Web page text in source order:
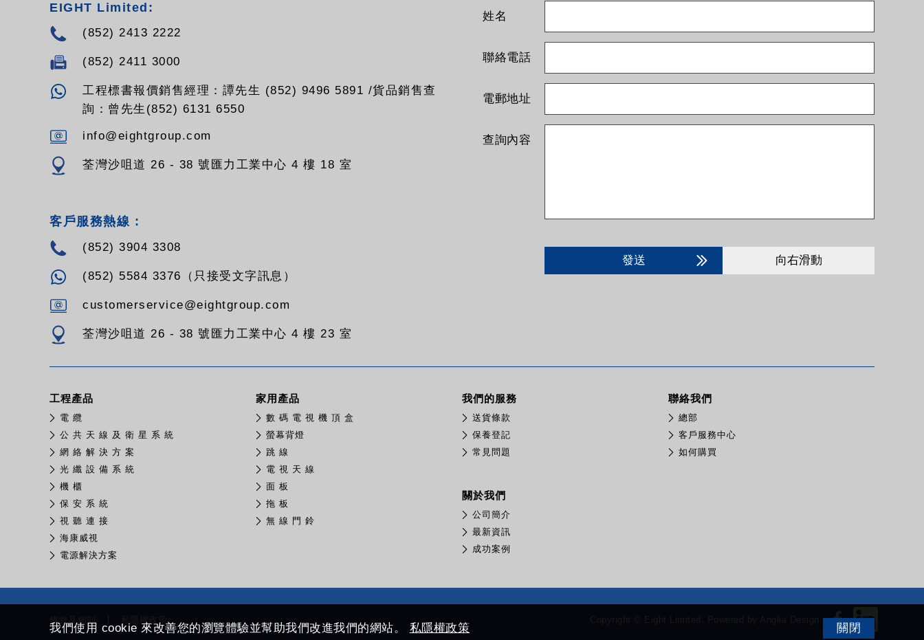
EIGHT Limited:
(852) 2413 2222
(852) 2411 3000
工程標書報價銷售經理：譚先生 (852) 9496 5891 /貨品銷售查
詢：曾先生(852) 6131 6550
info@eightgroup.com
荃灣沙咀道 26 - 38 號匯力工業中心 4 樓 18 室
客戶服務熱線 :
(852) 3904 3308
(852) 5584 3376（只接受文字訊息）
customerservice@eightgroup.com
荃灣沙咀道 26 - 38 號匯力工業中心 4 樓 23 室
姓名
聯絡電話
電郵地址
查詢內容
發送 向右滑動
工程產品
電 纜
公 共 天 線 及 衛 星 系 統
網 絡 解 決 方 案
光 纖 設 備 系 統
機 櫃
保 安 系 統
視 聽 連 接
​海康威視
電源解決方案
家用產品
數 碼 電 視 機 頂 盒
螢幕背燈
跳 線
電 視 天 線
面 板
拖 板
無 線 門 鈴
我們的服務
送貨條款
保養登記
常見問題
關於我們
公司簡介
最新資訊
成功案例
聯絡我們
總部
客戶服務中心
如何購買
條款及細則 私隱權政策
我們使用 cookie 來改善您的瀏覽體驗並幫助我們改進我們的網站。 私隱權政策 關閉